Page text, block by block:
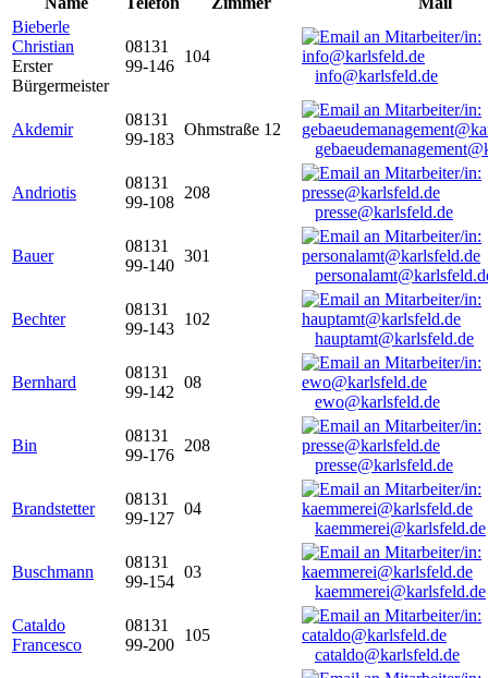
Bieberle
Christian
Erster
Bürgermeister
08131
99-146
104
info@karlsfeld.de
Akdemir
08131
99-183
Ohmstraße 12
Andriotis
08131
99-108
208
presse@karlsfeld.de
Bauer
08131
99-140
301
Bechter
08131
99-143
102
hauptamt@karlsfeld.de
Bernhard
08131
99-142
08
ewo@karlsfeld.de
Bin
08131
99-176
208
presse@karlsfeld.de
Brandstetter
08131
99-127
04
kaemmerei@karlsfeld.de
Buschmann
08131
99-154
03
kaemmerei@karlsfeld.de
Cataldo
Francesco
08131
99-200
105
cataldo@karlsfeld.de